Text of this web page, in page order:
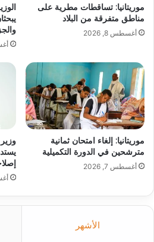
موريتانيا: تساقطات مطرية على
مناطق متفرقة من البلاد
أغسطس 8, 2026
موريتانيا: إلغاء امتحان ثمانية
مترشحين في الدورة التكميلية
أغسطس 7, 2026
الأشهر